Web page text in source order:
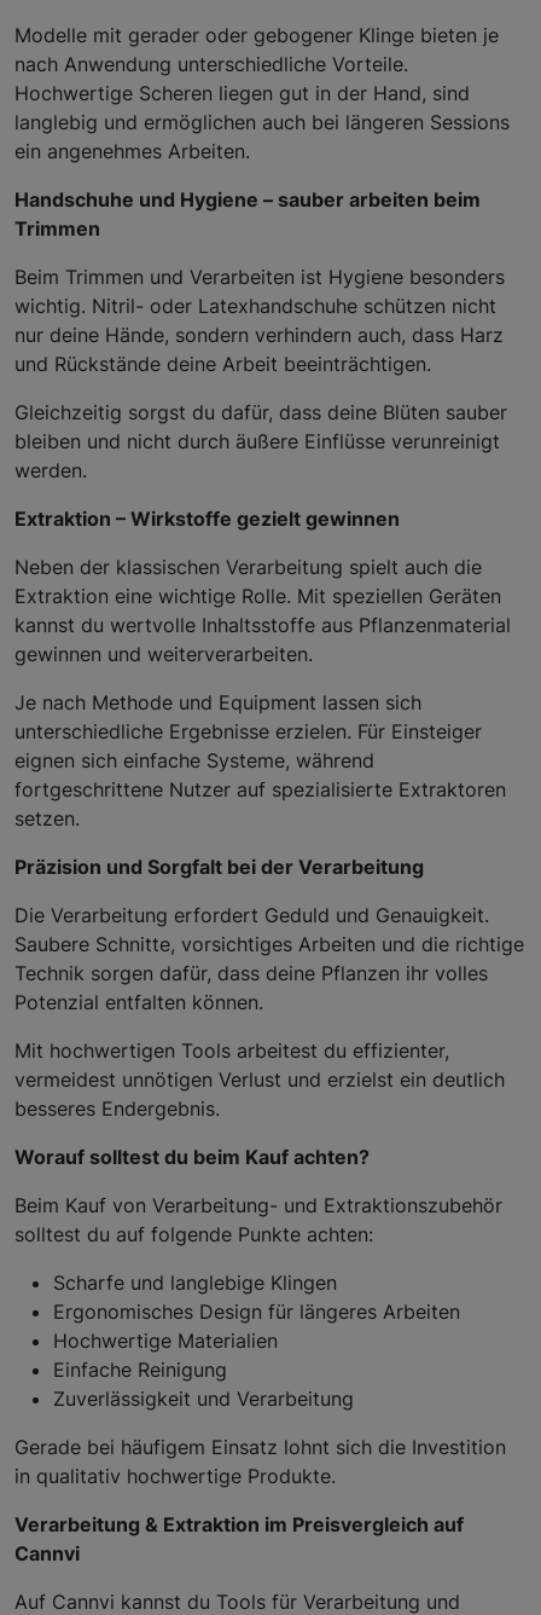
Modelle mit gerader oder gebogener Klinge bieten je
nach Anwendung unterschiedliche Vorteile.
Hochwertige Scheren liegen gut in der Hand, sind
langlebig und ermöglichen auch bei längeren Sessions
ein angenehmes Arbeiten.
Handschuhe und Hygiene – sauber arbeiten beim
Trimmen
Beim Trimmen und Verarbeiten ist Hygiene besonders
wichtig. Nitril- oder Latexhandschuhe schützen nicht
nur deine Hände, sondern verhindern auch, dass Harz
und Rückstände deine Arbeit beeinträchtigen.
Gleichzeitig sorgst du dafür, dass deine Blüten sauber
bleiben und nicht durch äußere Einflüsse verunreinigt
werden.
Extraktion – Wirkstoffe gezielt gewinnen
Neben der klassischen Verarbeitung spielt auch die
Extraktion eine wichtige Rolle. Mit speziellen Geräten
kannst du wertvolle Inhaltsstoffe aus Pflanzenmaterial
gewinnen und weiterverarbeiten.
Je nach Methode und Equipment lassen sich
unterschiedliche Ergebnisse erzielen. Für Einsteiger
eignen sich einfache Systeme, während
fortgeschrittene Nutzer auf spezialisierte Extraktoren
setzen.
Präzision und Sorgfalt bei der Verarbeitung
Die Verarbeitung erfordert Geduld und Genauigkeit.
Saubere Schnitte, vorsichtiges Arbeiten und die richtige
Technik sorgen dafür, dass deine Pflanzen ihr volles
Potenzial entfalten können.
Mit hochwertigen Tools arbeitest du effizienter,
vermeidest unnötigen Verlust und erzielst ein deutlich
besseres Endergebnis.
Worauf solltest du beim Kauf achten?
Beim Kauf von Verarbeitung- und Extraktionszubehör
solltest du auf folgende Punkte achten:
Scharfe und langlebige Klingen
Ergonomisches Design für längeres Arbeiten
Hochwertige Materialien
Einfache Reinigung
Zuverlässigkeit und Verarbeitung
Gerade bei häufigem Einsatz lohnt sich die Investition
in qualitativ hochwertige Produkte.
Verarbeitung & Extraktion im Preisvergleich auf
Cannvi
Auf Cannvi kannst du Tools für Verarbeitung und